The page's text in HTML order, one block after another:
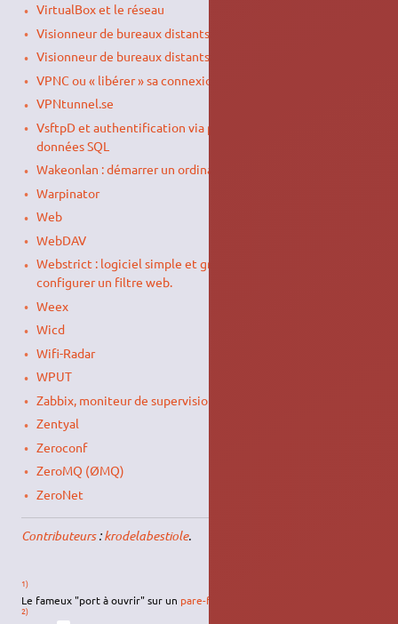
VirtualBox et le réseau
Visionneur de bureaux distants Gitso
Visionneur de bureaux distants Remmina
VPNC ou « libérer » sa connexion VPN Cisco Systems®
VPNtunnel.se
VsftpD et authentification via pam_mysql sur base de
données SQL
Wakeonlan : démarrer un ordinateur à distance
Warpinator
Web
WebDAV
Webstrict : logiciel simple et graphique permettant de
configurer un filtre web.
Weex
Wicd
Wifi-Radar
WPUT
Zabbix, moniteur de supervision
Zentyal
Zeroconf
ZeroMQ (ØMQ)
ZeroNet
Contributeurs:krodelabestiole.
1)
Le fameux "port à ouvrir" sur un pare-feu
2)